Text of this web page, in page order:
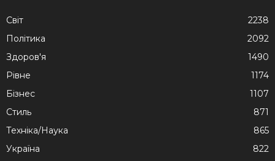
Cвіт
2238
Політика
2092
Здоров'я
1490
Рівне
1174
Бізнес
1107
Стиль
871
Техніка/Наука
865
Україна
822